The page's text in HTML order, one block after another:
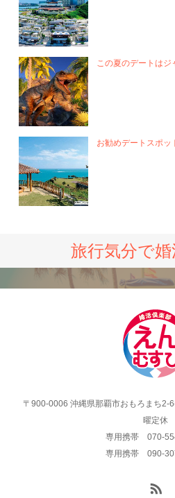
この夏のデートはジ
お勧めデートスポッ
旅行気分で
〒900-0006 沖縄県那覇市おもろまち
曜定休
専用携帯 070-
専用携帯 090-